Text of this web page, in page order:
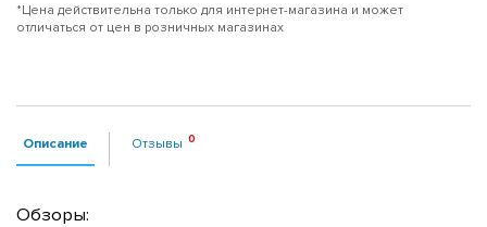
*Цена действительна только для интернет-магазина и может
отличаться от цен в розничных магазинах
Описание Отзывы
Обзоры: